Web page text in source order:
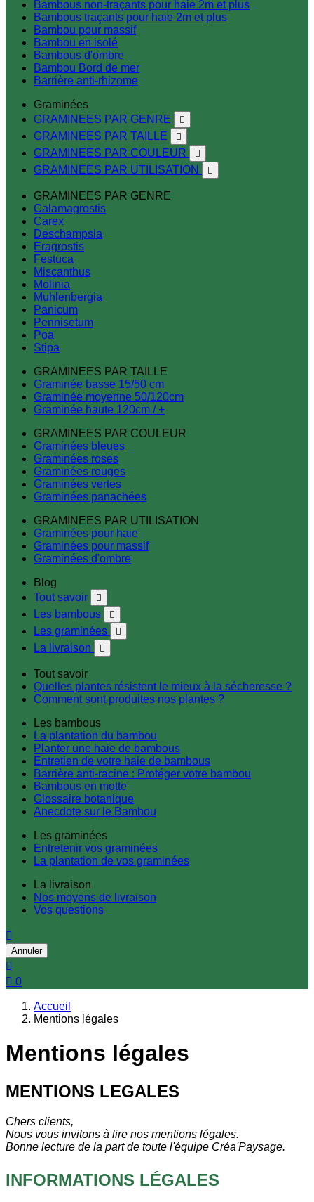
Bambous non-traçants pour haie 2m et plus
Bambous traçants pour haie 2m et plus
Bambou pour massif
Bambou en isolé
Bambous d'ombre
Bambou Bord de mer
Barrière anti-rhizome
Graminées
GRAMINEES PAR GENRE

GRAMINEES PAR TAILLE 
GRAMINEES PAR COULEUR 
GRAMINEES PAR UTILISATION 
GRAMINEES PAR GENRE
Calamagrostis
Carex
Deschampsia
Eragrostis
Festuca
Miscanthus
Molinia
Muhlenbergia
Panicum
Pennisetum
Poa
Stipa
GRAMINEES PAR TAILLE
Graminée basse 15/50 cm
Graminée moyenne 50/120cm
Graminée haute 120cm / +
GRAMINEES PAR COULEUR
Graminées bleues
Graminées roses
Graminées rouges
Graminées vertes
Graminées panachées
GRAMINEES PAR UTILISATION
Graminées pour haie
Graminées pour massif
Graminées d'ombre
Blog
Tout savoir

Les bambous 
Les graminées 
La livraison 
Tout savoir
Quelles plantes résistent le mieux à la sécheresse ?
Comment sont produites nos plantes ?
Les bambous
La plantation du bambou
Planter une haie de bambous
Entretien de votre haie de bambous
Barrière anti-racine : Protéger votre bambou
Bambous en motte
Glossaire botanique
Anecdote sur le Bambou
Les graminées
Entretenir vos graminées
La plantation de vos graminées
La livraison
Nos moyens de livraison
Vos questions

Annuler

 0
Accueil
Mentions légales
Mentions légales
MENTIONS LEGALES
Chers clients,
Nous vous invitons à lire nos mentions légales.
Bonne lecture de la part de toute l'équipe Créa'Paysage.
INFORMATIONS LÉGALES